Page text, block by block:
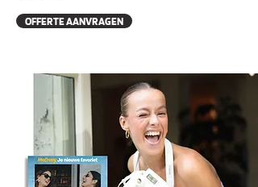
OFFERTE AANVRAGEN